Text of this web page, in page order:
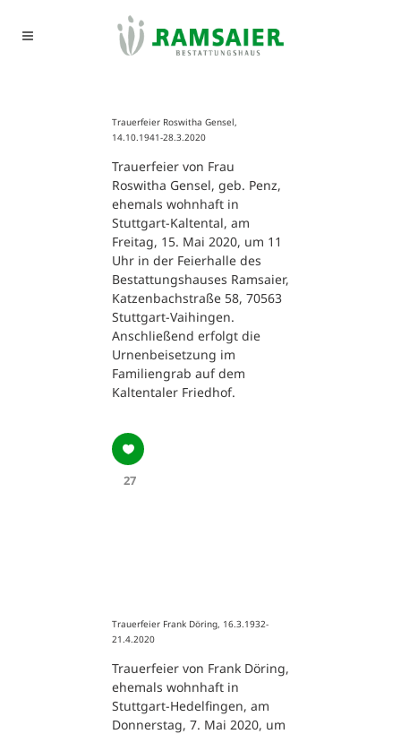
Trauerfeier Roswitha Gensel,
14.10.1941-28.3.2020
Trauerfeier von Frau
Roswitha Gensel, geb. Penz,
ehemals wohnhaft in
Stuttgart-Kaltental, am
Freitag, 15. Mai 2020, um 11
Uhr in der Feierhalle des
Bestattungshauses Ramsaier,
Katzenbachstraße 58, 70563
Stuttgart-Vaihingen.
Anschließend erfolgt die
Urnenbeisetzung im
Familiengrab auf dem
Kaltentaler Friedhof.
27
Trauerfeier Frank Döring, 16.3.1932-
21.4.2020
Trauerfeier von Frank Döring,
ehemals wohnhaft in
Stuttgart-Hedelfingen, am
Donnerstag, 7. Mai 2020, um